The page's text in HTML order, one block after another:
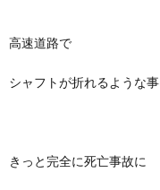
高速道路で
シャフトが折れるような
きっと完全に死亡事故に